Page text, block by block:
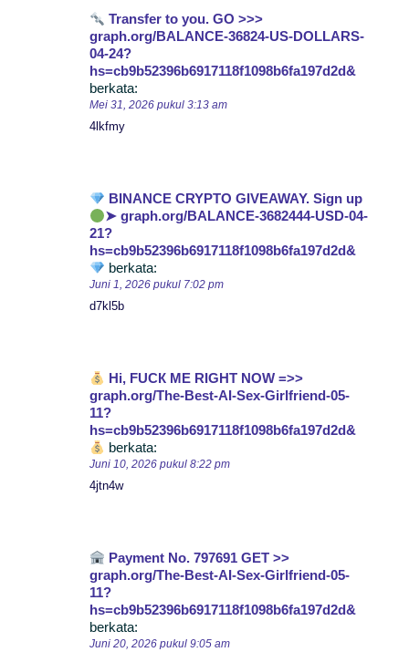
Transfer to you. GO >>>
graph.org/BALANCE-36824-US-DOLLARS-
04-24?
hs=cb9b52396b6917118f1098b6fa197d2d&
berkata:
Mei 31, 2026 pukul 3:13 am
4lkfmy
BINANCE CRYPTO GIVEAWAY. Sign up
➤ graph.org/BALANCE-3682444-USD-04-
21?
hs=cb9b52396b6917118f1098b6fa197d2d&
berkata:
Juni 1, 2026 pukul 7:02 pm
d7kl5b
Hi, FUСК ME RIGHT NOW =>>
graph.org/The-Best-AI-Sex-Girlfriend-05-
11?
hs=cb9b52396b6917118f1098b6fa197d2d&
berkata:
Juni 10, 2026 pukul 8:22 pm
4jtn4w
Payment No. 797691 GET >>
graph.org/The-Best-AI-Sex-Girlfriend-05-
11?
hs=cb9b52396b6917118f1098b6fa197d2d&
berkata:
Juni 20, 2026 pukul 9:05 am